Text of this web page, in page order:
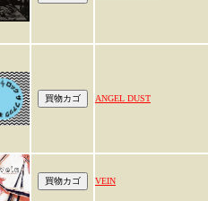
ANGEL DUST
VEIN